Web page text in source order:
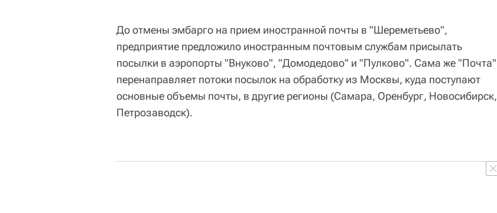
До отмены эмбарго на прием иностранной почты в "Шереметьево",
предприятие предложило иностранным почтовым службам присылать
посылки в аэропорты "Внуково", "Домодедово" и "Пулково". Сама же "Почта"
перенаправляет потоки посылок на обработку из Москвы, куда поступают
основные объемы почты, в другие регионы (Самара, Оренбург, Новосибирск,
Петрозаводск).